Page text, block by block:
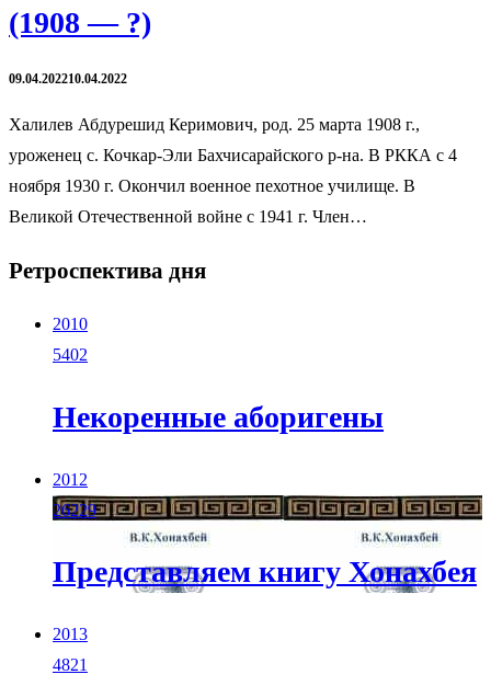
(1908 — ?)
09.04.202210.04.2022
Халилев Абдурешид Керимович, род. 25 марта 1908 г.,
уроженец с. Кочкар-Эли Бахчисарайского р-на. В РККА с 4
ноября 1930 г. Окончил военное пехотное училище. В
Великой Отечественной войне с 1941 г. Член…
Ретроспектива дня
2010
5402
Некоренные аборигены
2012
26229
Представляем книгу Хонахбея
2013
4821